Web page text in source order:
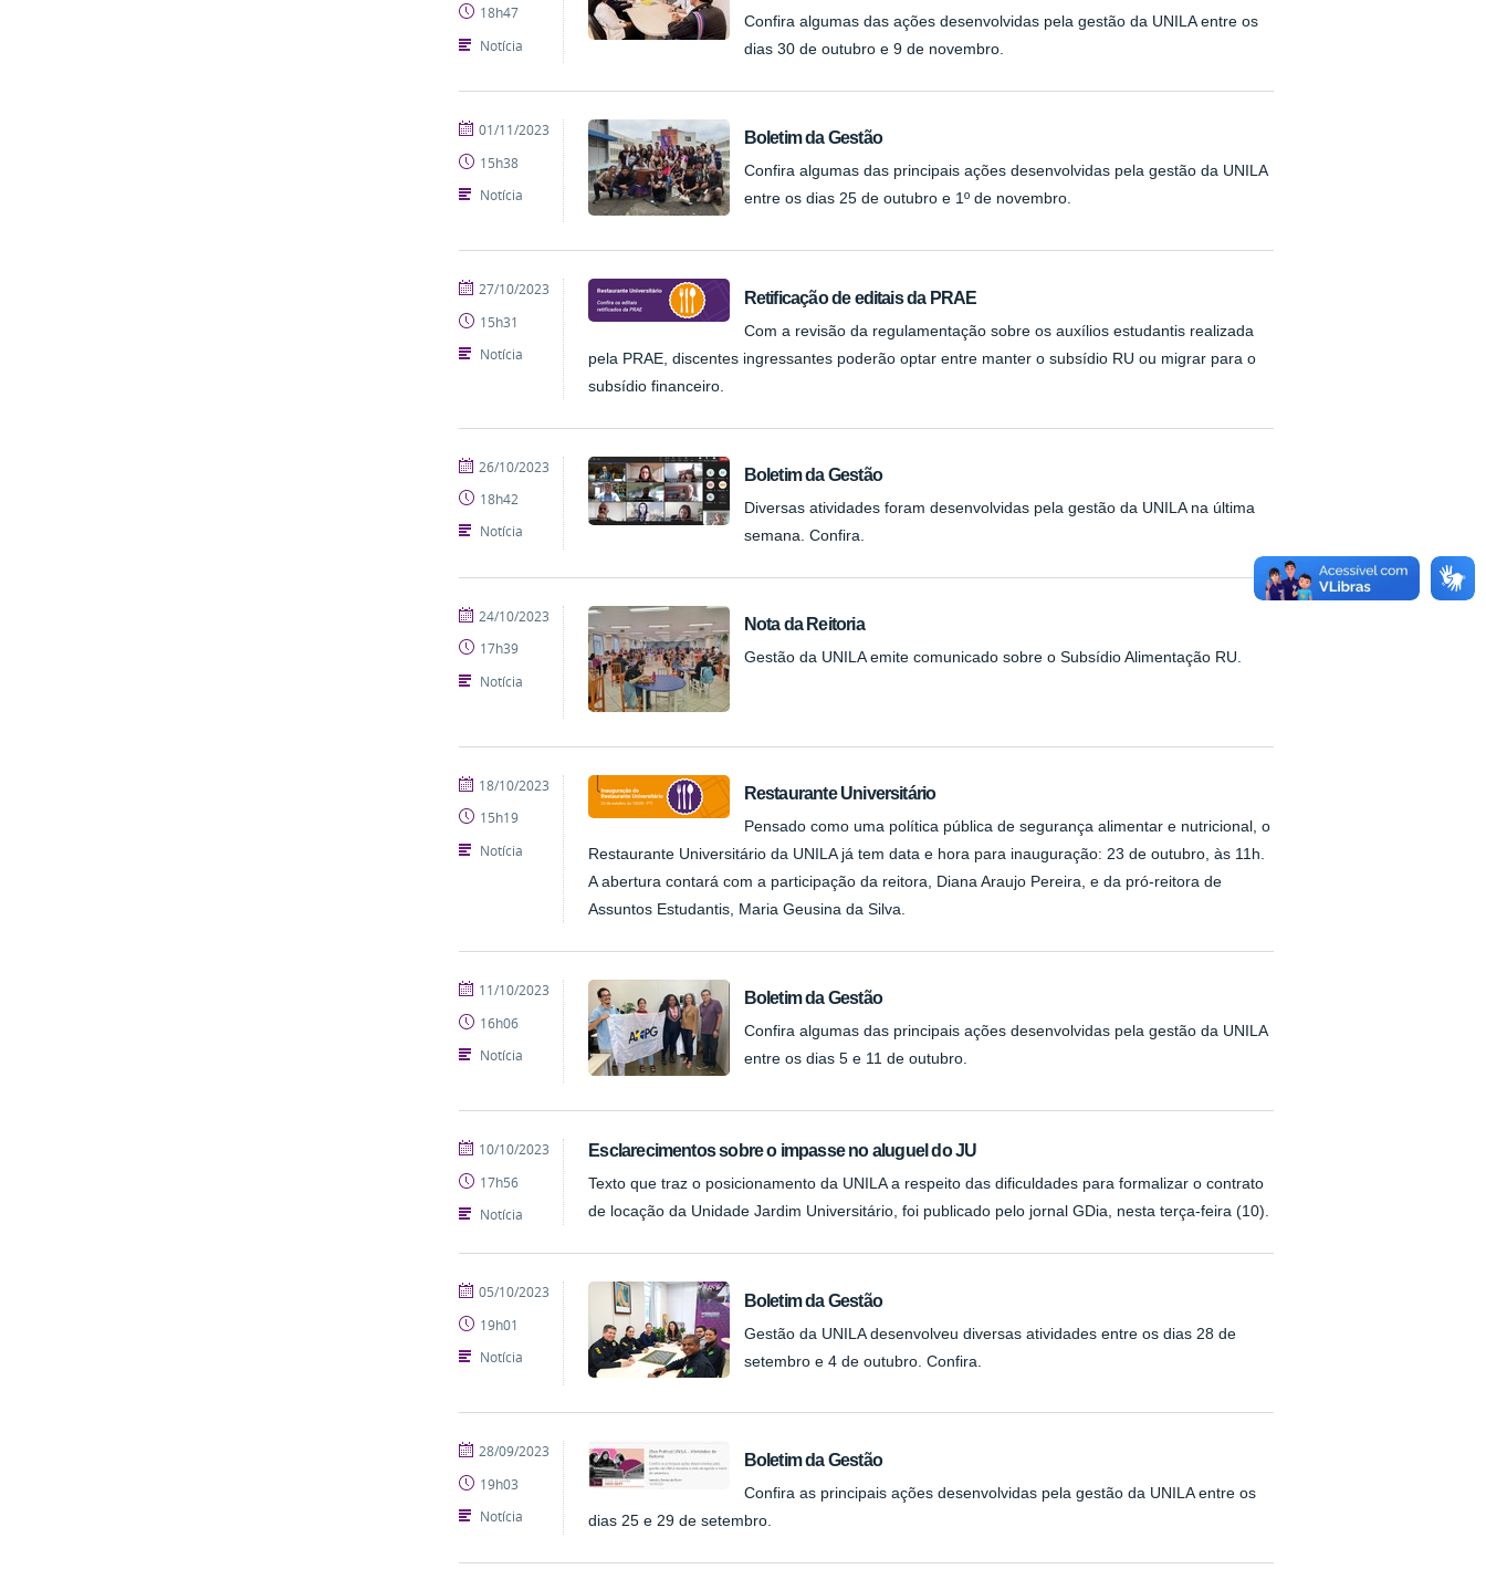
Confira algumas das ações desenvolvidas pela gestão da UNILA entre os
dias 30 de outubro e 9 de novembro.
18h47
Notícia
Boletim da Gestão
Confira algumas das principais ações desenvolvidas pela gestão da UNILA
entre os dias 25 de outubro e 1º de novembro.
publicado
01/11/2023
15h38
Notícia
Retificação de editais da PRAE
Com a revisão da regulamentação sobre os auxílios estudantis realizada
pela PRAE, discentes ingressantes poderão optar entre manter o subsídio RU ou migrar para o
subsídio financeiro.
publicado
27/10/2023
15h31
Notícia
Boletim da Gestão
Diversas atividades foram desenvolvidas pela gestão da UNILA na última
semana. Confira.
publicado
26/10/2023
18h42
Notícia
Nota da Reitoria
Gestão da UNILA emite comunicado sobre o Subsídio Alimentação RU.
publicado
24/10/2023
17h39
Notícia
Restaurante Universitário
Pensado como uma política pública de segurança alimentar e nutricional, o
Restaurante Universitário da UNILA já tem data e hora para inauguração: 23 de outubro, às 11h.
A abertura contará com a participação da reitora, Diana Araujo Pereira, e da pró-reitora de
Assuntos Estudantis, Maria Geusina da Silva.
publicado
18/10/2023
15h19
Notícia
Boletim da Gestão
Confira algumas das principais ações desenvolvidas pela gestão da UNILA
entre os dias 5 e 11 de outubro.
publicado
11/10/2023
16h06
Notícia
Esclarecimentos sobre o impasse no aluguel do JU
Texto que traz o posicionamento da UNILA a respeito das dificuldades para formalizar o contrato
de locação da Unidade Jardim Universitário, foi publicado pelo jornal GDia, nesta terça-feira (10).
publicado
10/10/2023
17h56
Notícia
Boletim da Gestão
Gestão da UNILA desenvolveu diversas atividades entre os dias 28 de
setembro e 4 de outubro. Confira.
publicado
05/10/2023
19h01
Notícia
Boletim da Gestão
Confira as principais ações desenvolvidas pela gestão da UNILA entre os
dias 25 e 29 de setembro.
publicado
28/09/2023
19h03
Notícia